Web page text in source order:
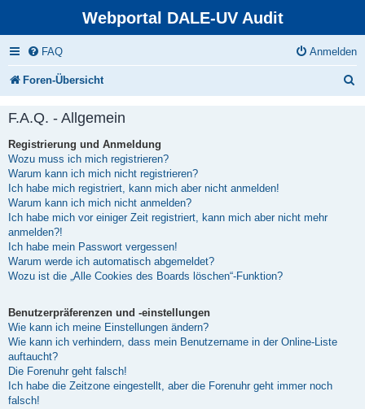
Webportal DALE-UV Audit
FAQ Anmelden
Foren-Übersicht
F.A.Q. - Allgemein
Registrierung und Anmeldung
Wozu muss ich mich registrieren?
Warum kann ich mich nicht registrieren?
Ich habe mich registriert, kann mich aber nicht anmelden!
Warum kann ich mich nicht anmelden?
Ich habe mich vor einiger Zeit registriert, kann mich aber nicht mehr
anmelden?!
Ich habe mein Passwort vergessen!
Warum werde ich automatisch abgemeldet?
Wozu ist die „Alle Cookies des Boards löschen“-Funktion?
Benutzerpräferenzen und -einstellungen
Wie kann ich meine Einstellungen ändern?
Wie kann ich verhindern, dass mein Benutzername in der Online-Liste
auftaucht?
Die Forenuhr geht falsch!
Ich habe die Zeitzone eingestellt, aber die Forenuhr geht immer noch
falsch!